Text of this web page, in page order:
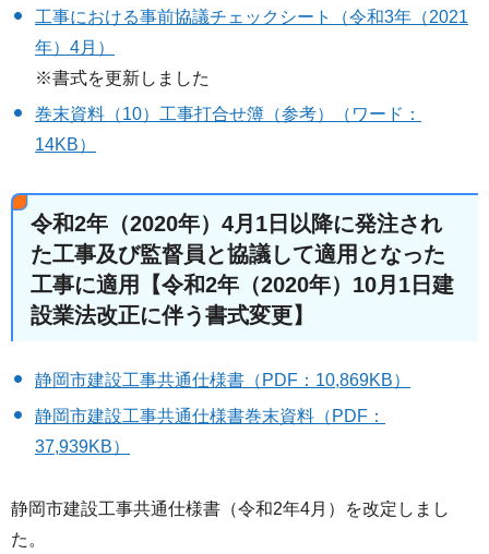
工事における事前協議チェックシート（令和3年（2021
年）4月）
※書式を更新しました
巻末資料（10）工事打合せ簿（参考）（ワード：
14KB）
令和2年（2020年）4月1日以降に発注され
た工事及び監督員と協議して適用となった
工事に適用【令和2年（2020年）10月1日建
設業法改正に伴う書式変更】
静岡市建設工事共通仕様書（PDF：10,869KB）
静岡市建設工事共通仕様書巻末資料（PDF：
37,939KB）
静岡市建設工事共通仕様書（令和2年4月）を改定しまし
た。